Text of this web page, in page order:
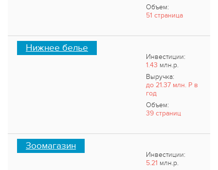
Объем:
51 страница
Нижнее белье
Инвестиции:
1.43 млн.р.
Выручка:
до 21.37 млн. Р в
год
Объем:
39 страниц
Зоомагазин
Инвестиции:
5.21 млн.р.